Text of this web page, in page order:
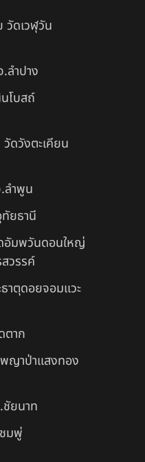
วัดเวฬุวัน
ลำปาง
โบสถ์
ดวังตะเคียน
ลําพูน
ยธานี
อัมพวันดอนใหญ่
วรรค์
าตุดอยจอมแวะ
ตาก
ญาป่าแสงทอง
ชัยนาท
มพู่